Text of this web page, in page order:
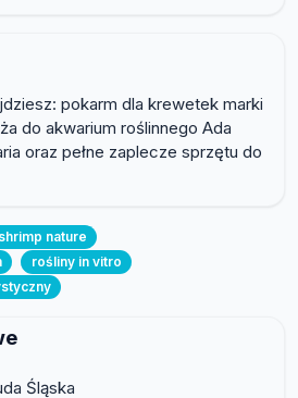
pokarm dla krewetek marki
do akwarium roślinnego Ada
oraz pełne zaplecze sprzętu do
shrimp nature
rośliny in vitro
Śląska